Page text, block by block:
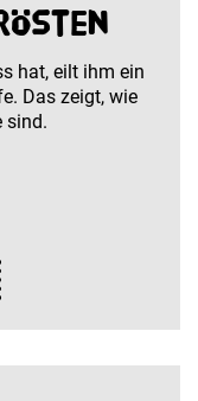
hat, eilt ihm ein
Das zeigt, wie
sind.